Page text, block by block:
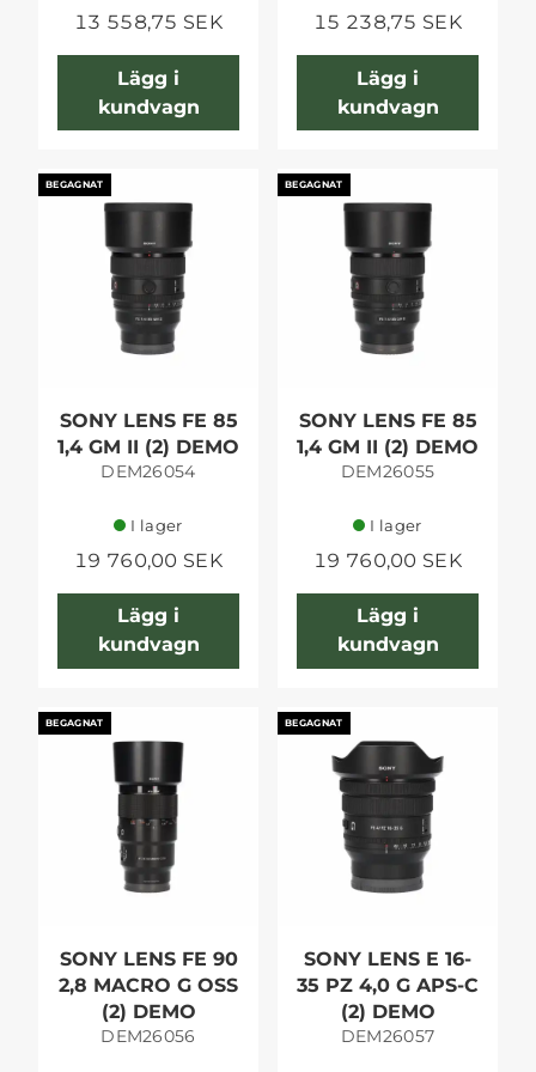
13 558,75 SEK
Lägg i
kundvagn
15 238,75 SEK
Lägg i
kundvagn
BEGAGNAT
SONY LENS FE 85
1,4 GM II (2) DEMO
DEM26054
I lager
19 760,00 SEK
Lägg i
kundvagn
BEGAGNAT
SONY LENS FE 85
1,4 GM II (2) DEMO
DEM26055
I lager
19 760,00 SEK
Lägg i
kundvagn
BEGAGNAT
SONY LENS FE 90
2,8 MACRO G OSS
(2) DEMO
DEM26056
BEGAGNAT
SONY LENS E 16-
35 PZ 4,0 G APS-C
(2) DEMO
DEM26057